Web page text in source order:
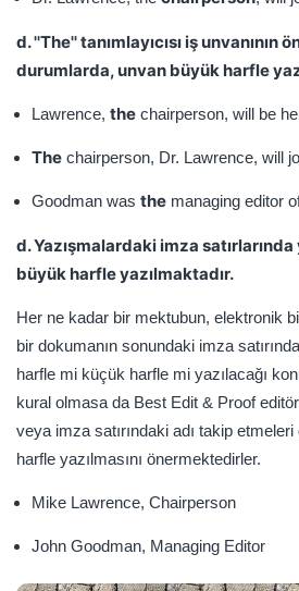
d. ''The'' tanımlayıcısı iş unvanının
durumlarda, unvan büyük harfle
Lawrence, the chairperson, will be
The chairperson, Dr. Lawrence, will
Goodman was the managing editor
d. Yazışmalardaki imza
büyük harfle yazılmaktadır.
Her ne kadar bir mektubun, elektronik
bir dokumanın sonundaki imza
harfle mi küçük harfle mi yazılacağı
kural olmasa da Best Edit & Proof
veya imza satırındaki adı takip
harfle yazılmasını önermektedirler.
Mike Lawrence, Chairperson
John Goodman, Managing Editor